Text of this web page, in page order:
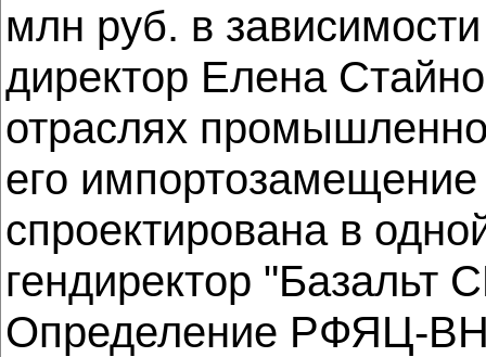
млн руб. в
директор Елена
отраслях
его импортозамещение
спроектирована в
гендиректор
Определение РФЯЦ-